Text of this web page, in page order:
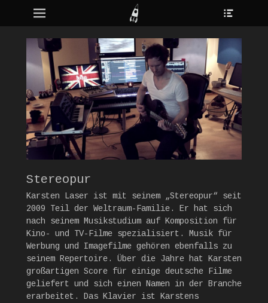
Erstes Menü
Inhalt:
Stereopur
Karsten Laser ist mit seinem „Stereopur“ seit
2009 Teil der Weltraum-Familie. Er hat sich
nach seinem Musikstudium auf Komposition für
Kino- und TV-Filme spezialisiert. Musik für
Werbung und Imagefilme gehören ebenfalls zu
seinem Repertoire. Über die Jahre hat Karsten
großartigen Score für einige deutsche Filme
geliefert und sich einen Namen in der Branche
erarbeitet. Das Klavier ist Karstens